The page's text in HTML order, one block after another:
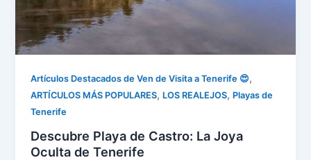
Artículos Destacados de Ven de Visita a Tenerife 😍,
ARTÍCULOS MÁS POPULARES, LOS REALEJOS, Playas de
Tenerife
Descubre Playa de Castro: La Joya
Oculta de Tenerife